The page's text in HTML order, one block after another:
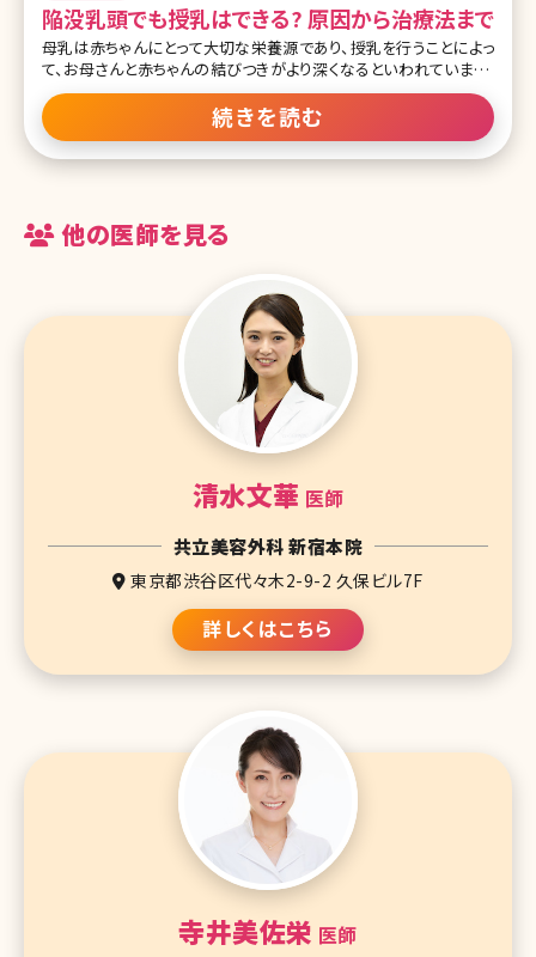
陥没乳頭でも授乳はできる? 原因から治療法まで
母乳は赤ちゃんにとって大切な栄養源であり、授乳を行うことによっ
て、お母さんと赤ちゃんの結びつきがより深くなるといわれています。
ところが、その大切な授乳シーンで乳頭が奥にひっこんでしまう陥没
乳頭という状態に悩まされることがあります。陥没乳頭とはどのよう
な状態か説明させて頂くとともに、治療法など医師の見解を取り入
れながら解説して行くことにします。 もくじ 1.陥没乳頭とは 2.母乳の
続きを読む
他の医師を見る
清水文華 医師
共立美容外科 新宿本院
東京都渋谷区代々木2-9-2 久保ビル7F
詳しくはこちら
寺井美佐栄 医師